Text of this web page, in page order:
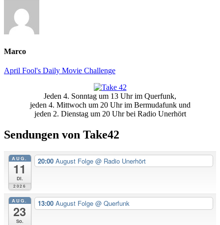
Marco
April Fool's Daily Movie Challenge
SeitenleisteJeden 4. Sonntag um 13 Uhr im Querfunk,
jeden 4. Mittwoch um 20 Uhr im Bermudafunk und
jeden 2. Dienstag um 20 Uhr bei Radio Unerhört
Sendungen von Take42
AUG.
11
Di.
2026
20:00 August Folge @ Radio Unerhört
AUG.
23
So.
13:00 August Folge @ Querfunk